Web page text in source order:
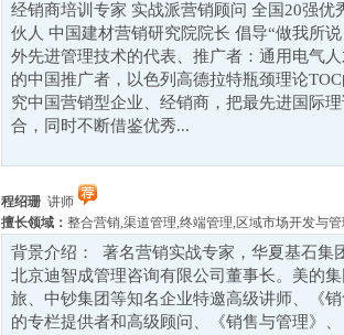
经销商培训专家 实战派营销顾问 全国20强优
伙人 中国建材营销研究院院长 倡导“做我所
外先进管理技术的代表、推广者：通用电气
的中国推广者，以色列高德拉特瓶颈理论
究中国营销型企业、经销商，把最先进国际
合，同时不断借鉴优秀...
程绍珊 讲师
擅长领域： 整合营销,渠道管理,终端管理, 区域市场开发与
背景介绍： 著名营销实战专家，华夏基石集
北京迪智成管理咨询有限公司董事长。美的
旅、中钞集团等知名企业特邀高级讲师、《
的专栏提供者和高级顾问、《销售与管理》